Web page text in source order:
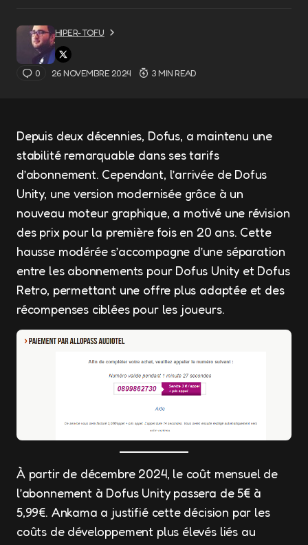
HIPER-TOFU
0 26 NOVEMBRE 2024 3 MIN READ
Depuis deux décennies, Dofus, a maintenu une
stabilité remarquable dans ses tarifs
d’abonnement. Cependant, l’arrivée de Dofus
Unity, une version modernisée grâce à un
nouveau moteur graphique, a motivé une révision
des prix pour la première fois en 20 ans. Cette
hausse modérée s’accompagne d’une séparation
entre les abonnements pour Dofus Unity et Dofus
Retro, permettant une offre plus adaptée et des
récompenses ciblées pour les joueurs.
À partir de décembre 2024, le coût mensuel de
l’abonnement à Dofus Unity passera de 5€ à
5,99€. Ankama a justifié cette décision par les
coûts de développement plus élevés liés au